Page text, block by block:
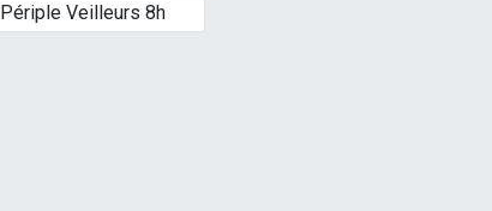
Périple Veilleurs 8h